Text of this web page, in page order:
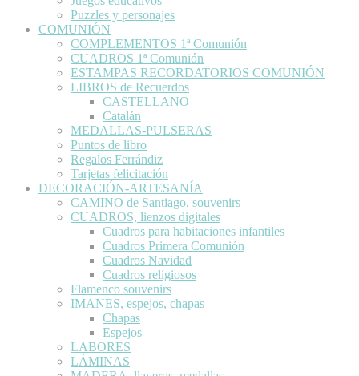
Puzzles y personajes
COMUNIÓN
COMPLEMENTOS 1ª Comunión
CUADROS 1ª Comunión
ESTAMPAS RECORDATORIOS COMUNIÓN
LIBROS de Recuerdos
CASTELLANO
Catalán
MEDALLAS-PULSERAS
Puntos de libro
Regalos Ferrándiz
Tarjetas felicitación
DECORACIÓN-ARTESANÍA
CAMINO de Santiago, souvenirs
CUADROS, lienzos digitales
Cuadros para habitaciones infantiles
Cuadros Primera Comunión
Cuadros Navidad
Cuadros religiosos
Flamenco souvenirs
IMANES, espejos, chapas
Chapas
Espejos
LABORES
LÁMINAS